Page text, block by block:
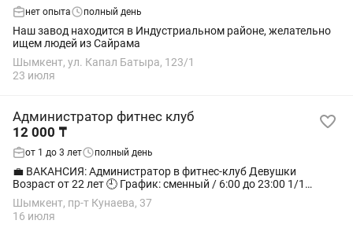
нет опыта полный день
Наш завод находится в Индустриальном районе, желательно
ищем людей из Сайрама
Шымкент, ул. Капал Батыра, 123/1
23 июля
Администратор фитнес клуб
12 000 ₸
от 1 до 3 лет полный день
💼 ВАКАНСИЯ: Администратор в фитнес-клуб Девушки
Возраст от 22 лет 🕘 График: сменный / 6:00 до 23:00 1/1
Выход 12.000тг + процент от продаж ⸻ Ищем
энергичного, улыбчивого и ответственного...
Шымкент, пр-т Кунаева, 37
16 июля